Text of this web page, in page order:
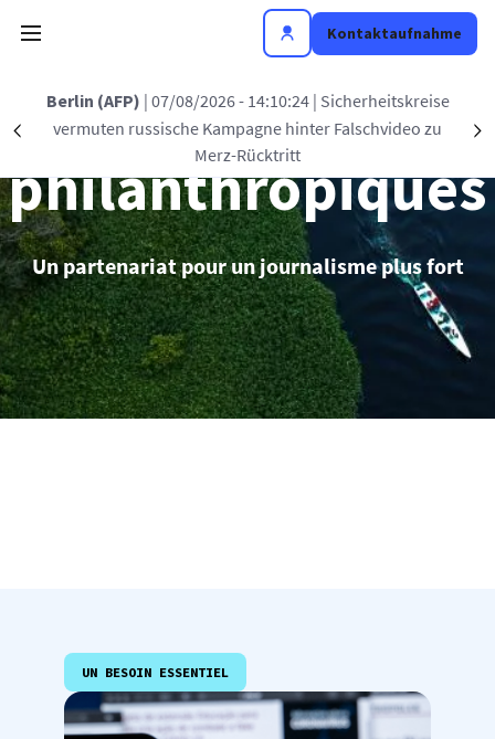
Kontaktaufnahme
Précédent
Berlin (AFP) | 07/08/2026 - 14:10:24 | Sicherheitskreise
vermuten russische Kampagne hinter Falschvideo zu
Merz-Rücktritt
Partenariats
philanthropiques
Un partenariat pour un journalisme plus fort
UN BESOIN ESSENTIEL